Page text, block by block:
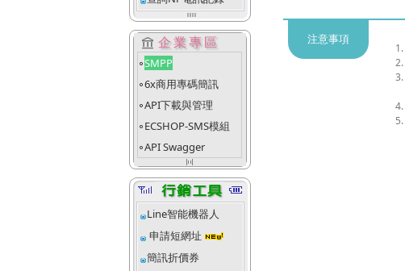
account_balance 企業專區
fiber_manual_record SMPP
fiber_manual_record 6x商用專碼簡訊
fiber_manual_record API下載與管理
fiber_manual_record ECSHOP-SMS模組
fiber_manual_record API Swagger
align_justify_space_even
Line智能機器人
申請短網址
簡訊折價券
注意事項